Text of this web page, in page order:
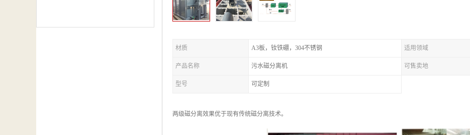
材质 A3板，钕铁硼，304不锈钢 适用领域
产品名称 污水磁分离机 可售卖地
型号 可定制
两级磁分离效果优于现有传统磁分离技术。